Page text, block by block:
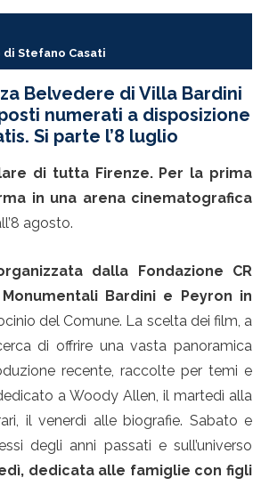
Stefano Casati
Belvedere di Villa Bardini
numerati a disposizione
Si parte l’8 luglio
di tutta Firenze. Per la prima
in una arena cinematografica
agosto.
dalla Fondazione CR
Bardini e Peyron in
del Comune. La scelta dei film, a
di offrire una vasta panoramica
recente, raccolte per temi e
a Woody Allen, il martedì alla
il venerdì alle biografie. Sabato e
degli anni passati e sull’universo
dedicata alle famiglie con figli